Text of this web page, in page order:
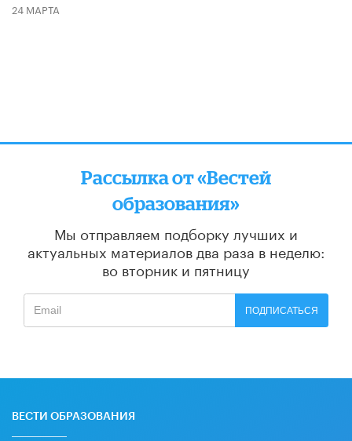
24 МАРТА
Рассылка от «Вестей
образования»
Мы отправляем подборку лучших и
актуальных материалов два раза в неделю:
во вторник и пятницу
ПОДПИСАТЬСЯ
ВЕСТИ ОБРАЗОВАНИЯ